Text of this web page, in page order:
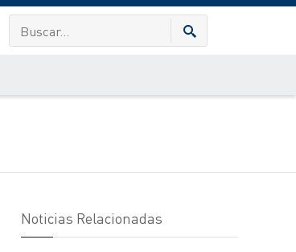
Noticias Relacionadas